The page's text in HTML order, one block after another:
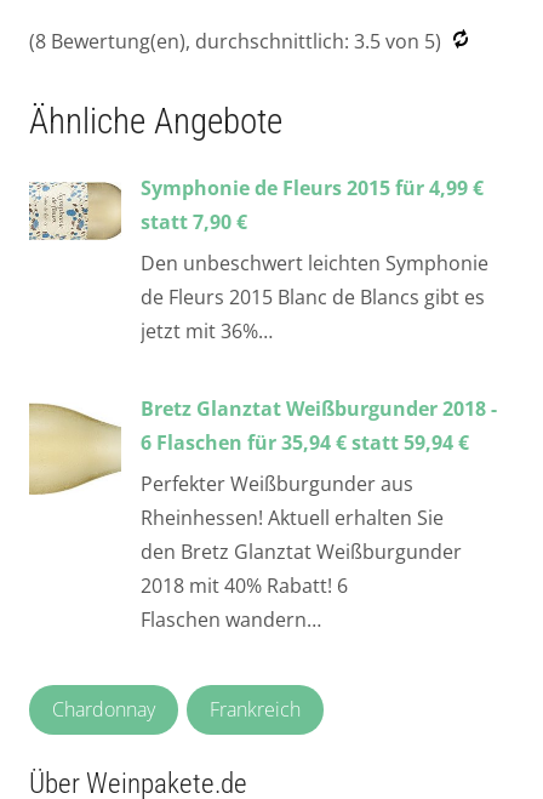
(8 Bewertung(en), durchschnittlich: 3.5von 5)
Ähnliche Angebote
Symphonie de Fleurs 2015 für 4,99 €
statt 7,90 €
Den unbeschwert leichten Symphonie
de Fleurs 2015 Blanc de Blancs gibt es
jetzt mit 36%…
Bretz Glanztat Weißburgunder 2018 -
6 Flaschen für 35,94 € statt 59,94 €
Perfekter Weißburgunder aus
Rheinhessen! Aktuell erhalten Sie
den Bretz Glanztat Weißburgunder
2018 mit 40% Rabatt! 6
Flaschen wandern…
Chardonnay Frankreich
Über Weinpakete.de